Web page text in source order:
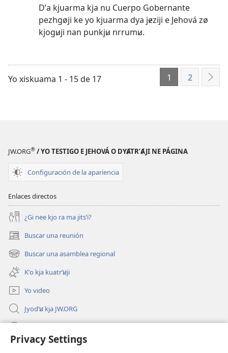
Privacy Settings
Dʼa kjuarma kja nu Cuerpo Gobernante
pezhgøji ke yo kjuarma dya jɇziji e Jehová zø
kjogꞹji nan punkjꞹ nrrumꞹ.
Yo xiskuama 1 - 15 de 17 1 2
JW.ORG®/ YO TESTIGO E JEHOVÁ O DYA̸TRʼA̸JI NE PÁGINA
Configuración de la apariencia
Enlaces directos
¿Gi nee kjo ra ma jitsʼi?
Buscar una reunión
(abre
una
nueva
ventana)
Buscar una asamblea regional
(abre
una
nueva
ventana)
Kʼo kja kuatrʼꞹji
Yo video
Jyodʼꞹ kja JW.ORG